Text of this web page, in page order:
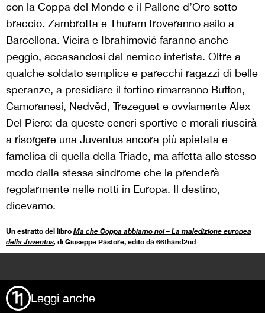
con la Coppa del Mondo e il Pallone d’Oro sotto
braccio. Zambrotta e Thuram troveranno asilo a
Barcellona. Vieira e Ibrahimović faranno anche
peggio, accasandosi dal nemico interista. Oltre a
qualche soldato semplice e parecchi ragazzi di belle
speranze, a presidiare il fortino rimarranno Buffon,
Camoranesi, Nedvěd, Trezeguet e ovviamente Alex
Del Piero: da queste ceneri sportive e morali riuscirà
a risorgere una Juventus ancora più spietata e
famelica di quella della Triade, ma affetta allo stesso
modo dalla stessa sindrome che la prenderà
regolarmente nelle notti in Europa. Il destino,
dicevamo.
Un estratto del libro Ma che Coppa abbiamo noi – La maledizione europea
della Juventus, di Giuseppe Pastore, edito da 66thand2nd
Leggi anche